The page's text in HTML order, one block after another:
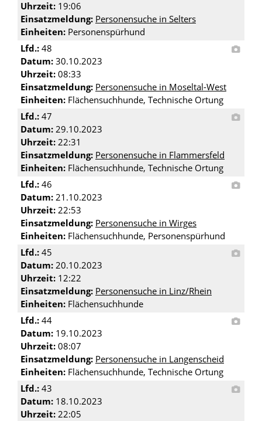
Uhrzeit: 19:06
Einsatzmeldung: Personensuche in Selters
Einheiten: Personenspürhund
Lfd.: 48
Datum: 30.10.2023
Uhrzeit: 08:33
Einsatzmeldung: Personensuche in Moseltal-West
Einheiten: Flächensuchhunde, Technische Ortung
Lfd.: 47
Datum: 29.10.2023
Uhrzeit: 22:31
Einsatzmeldung: Personensuche in Flammersfeld
Einheiten: Flächensuchhunde, Technische Ortung
Lfd.: 46
Datum: 21.10.2023
Uhrzeit: 22:53
Einsatzmeldung: Personensuche in Wirges
Einheiten: Flächensuchhunde, Personenspürhund
Lfd.: 45
Datum: 20.10.2023
Uhrzeit: 12:22
Einsatzmeldung: Personensuche in Linz/Rhein
Einheiten: Flächensuchhunde
Lfd.: 44
Datum: 19.10.2023
Uhrzeit: 08:07
Einsatzmeldung: Personensuche in Langenscheid
Einheiten: Flächensuchhunde, Technische Ortung
Lfd.: 43
Datum: 18.10.2023
Uhrzeit: 22:05